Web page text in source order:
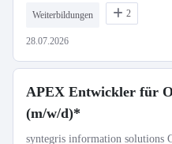
Weiterbildungen 2
28.07.2026
APEX Entwickler für
(m/w/d)*
syntegris information solutions